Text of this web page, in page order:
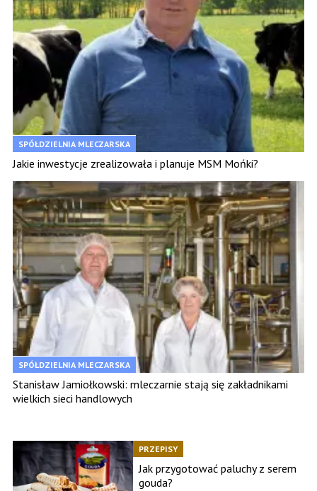
SPÓŁDZIELNIA MLECZARSKA
Jakie inwestycje zrealizowała i planuje MSM Mońki?
SPÓŁDZIELNIA MLECZARSKA
Stanisław Jamiołkowski: mleczarnie stają się zakładnikami
wielkich sieci handlowych
PRZEPISY
Jak przygotować paluchy z serem
gouda?